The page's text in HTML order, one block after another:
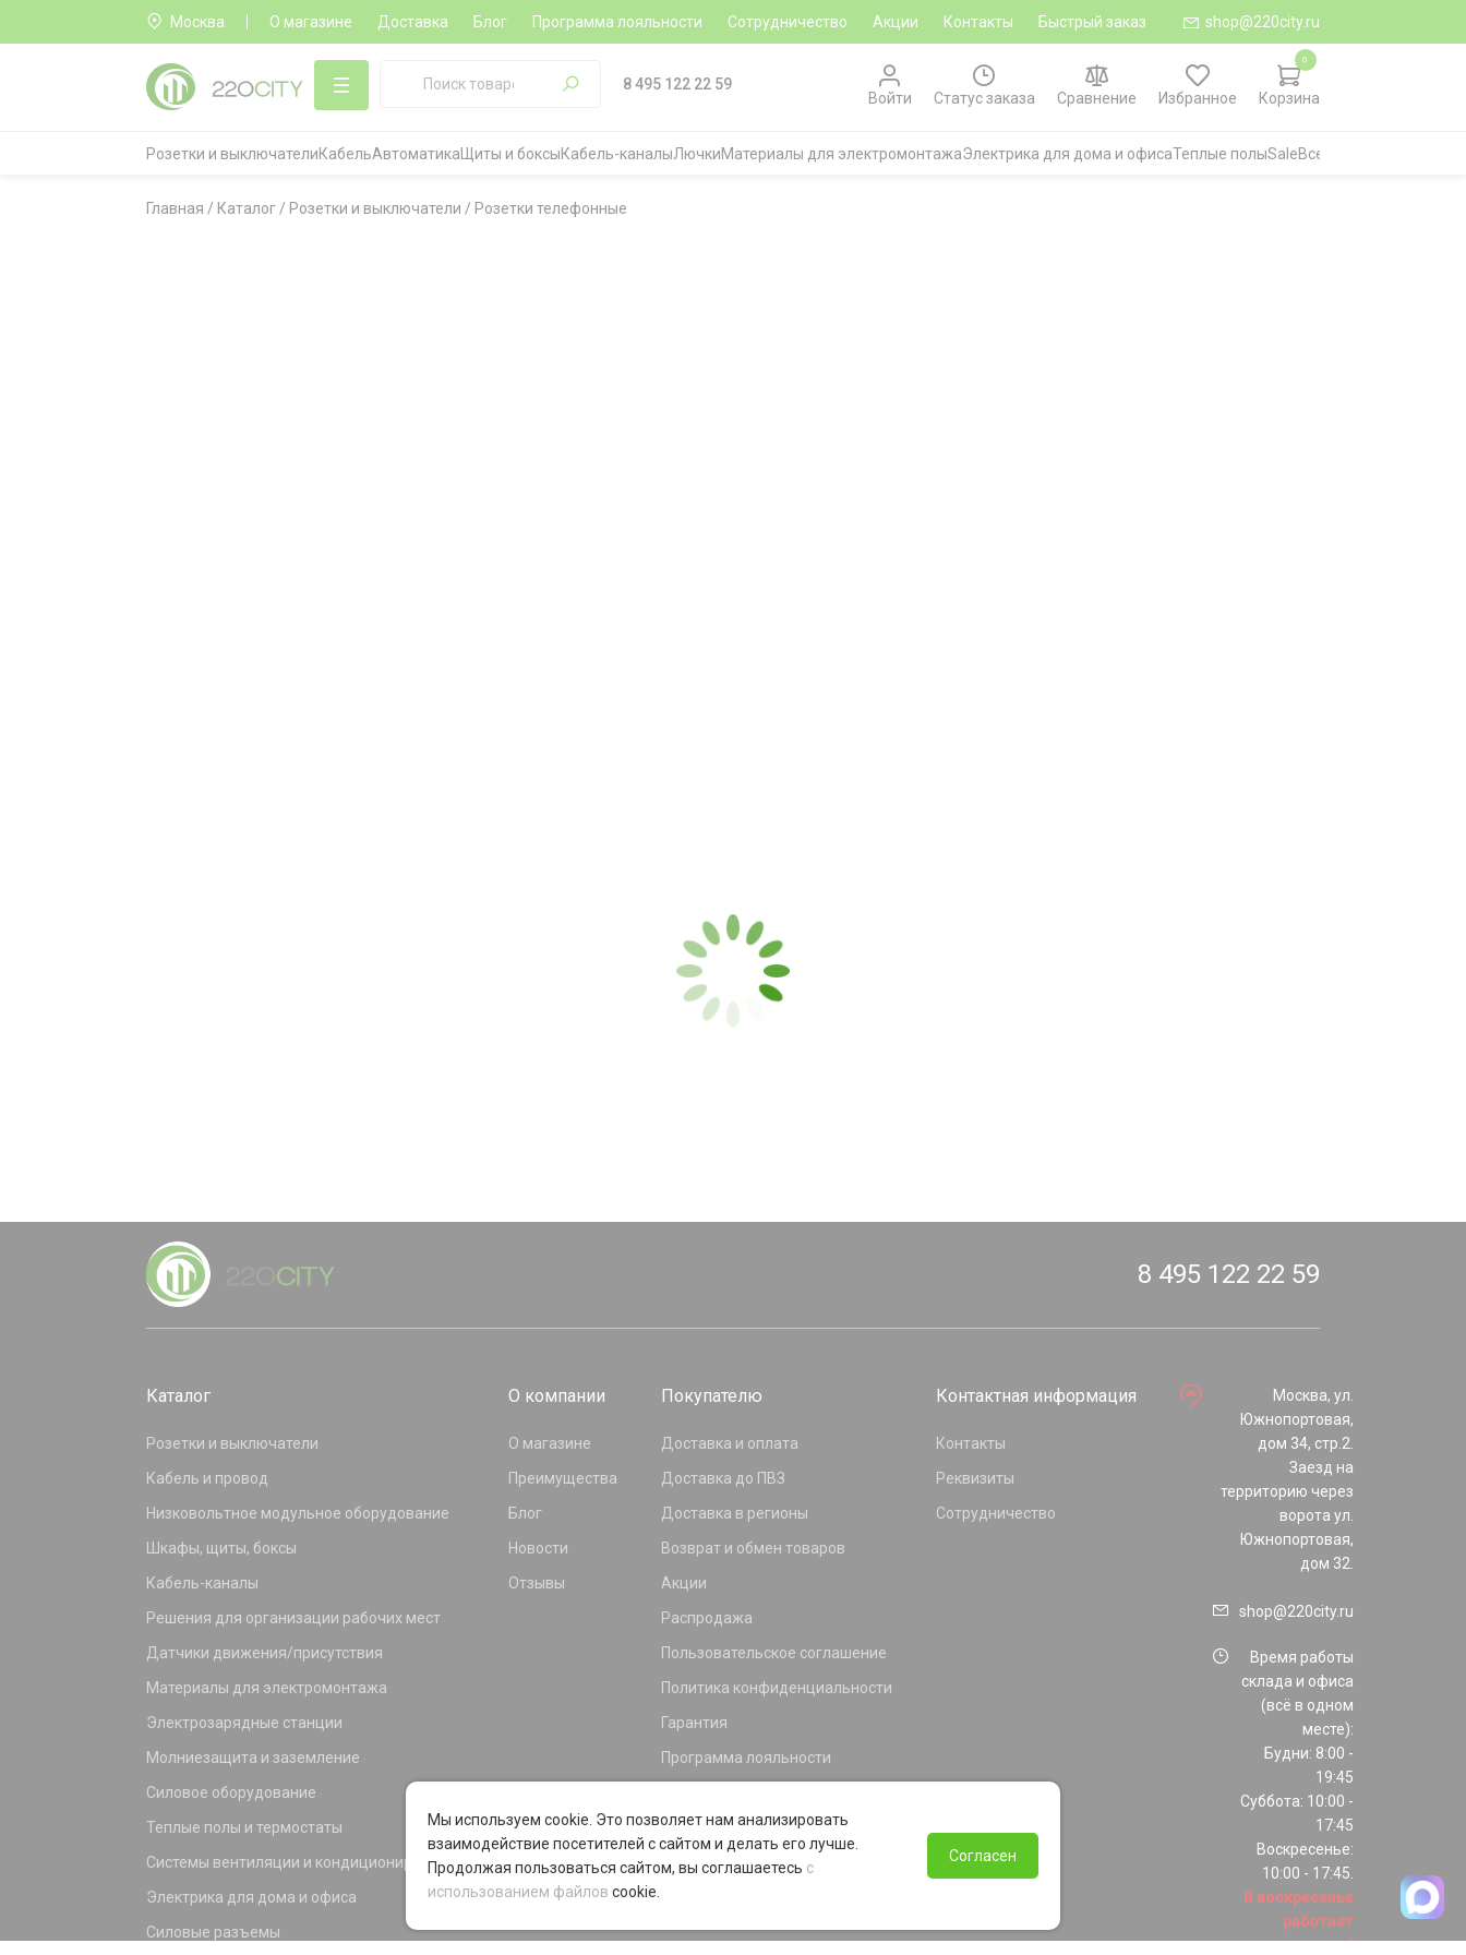
Москва О магазине Доставка Блог Программа лояльности Сотрудничество Акции Контакты Быстрый заказ shop@220city.ru
8 495 122 22 59
Войти
Статус заказа Сравнение Избранное Корзина
0
Розетки и выключателиКабельАвтоматика Щиты и боксыКабель-каналыЛючкиМатериалы для электромонтажаЭлектрика для дома и офисаТеплые полыSaleВсе категории
Главная / Каталог / Розетки и выключатели / Розетки телефонные
8 495 122 22 59
Каталог
Розетки и выключатели
Кабель и провод
Низковольтное модульное оборудование
Шкафы, щиты, боксы
Кабель-каналы
Решения для организации рабочих мест
Датчики движения/присутствия
Материалы для электромонтажа
Электрозарядные станции
Молниезащита и заземление
Силовое оборудование
Теплые полы и термостаты
Системы вентиляции и кондиционирования
Электрика для дома и офиса
Силовые разъемы
О компании
О магазине
Преимущества
Блог
Новости
Отзывы
Покупателю
Доставка и оплата
Доставка до ПВЗ
Доставка в регионы
Возврат и обмен товаров
Акции
Распродажа
Пользовательское соглашение
Политика конфиденциальности
Гарантия
Программа лояльности
Контактная информация
Контакты
Реквизиты
Сотрудничество
Москва, ул.
Южнопортовая,
дом 34, стр.2.
Заезд на
территорию через
ворота ул.
Южнопортовая,
дом 32.
shop@220city.ru
Время работы
склада и офиса
(всё в одном
месте):
Будни: 8:00 -
19:45
Суббота: 10:00 -
17:45
Воскресенье:
10:00 - 17:45.
В воскресенье
работает
только шоурум!
Мы используем cookie. Это позволяет нам анализировать
взаимодействие посетителей с сайтом и делать его лучше.
Продолжая пользоваться сайтом, вы соглашаетесь с
использованием файлов cookie.
Согласен